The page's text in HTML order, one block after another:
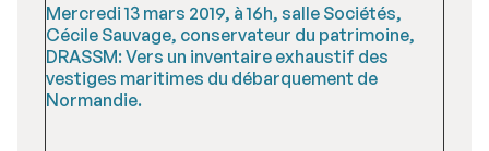
Mercredi 13 mars 2019, à 16h, salle Sociétés,
Cécile Sauvage, conservateur du patrimoine,
DRASSM: Vers un inventaire exhaustif des
vestiges maritimes du débarquement de
Normandie.